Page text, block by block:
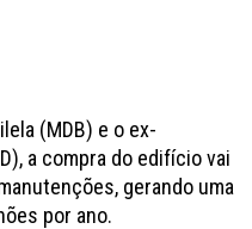
(MDB) e o ex-
a compra do edifício vai
gerando uma
por ano.